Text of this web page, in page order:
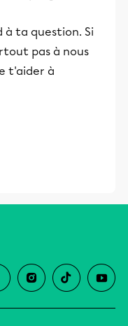
à ta question. Si
pas à nous
t'aider à